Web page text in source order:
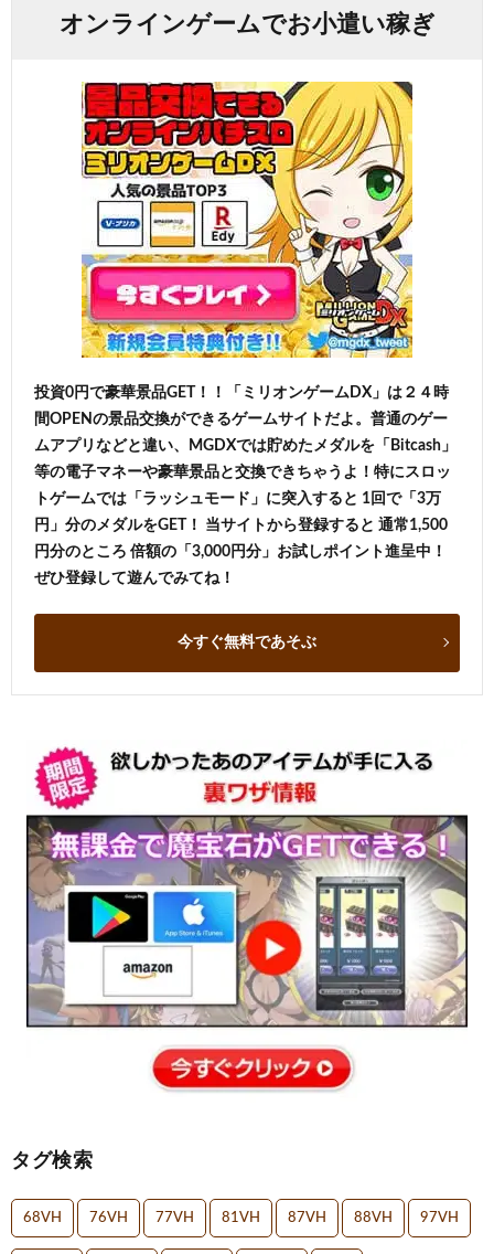
オンラインゲームでお小遣い稼ぎ
投資0円で豪華景品GET！！「ミリオンゲームDX」は２４時
間OPENの景品交換ができるゲームサイトだよ。普通のゲー
ムアプリなどと違い、MGDXでは貯めたメダルを「Bitcash」
等の電子マネーや豪華景品と交換できちゃうよ！特にスロッ
トゲームでは「ラッシュモード」に突入すると 1回で「3万
円」分のメダルをGET！ 当サイトから登録すると 通常1,500
円分のところ 倍額の「3,000円分」お試しポイント進呈中！
ぜひ登録して遊んでみてね！
今すぐ無料であそぶ
タグ検索
68VH 76VH 77VH 81VH 87VH 88VH 97VH